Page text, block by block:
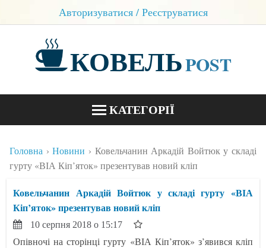
Авторизуватися / Реєструватися
КОВЕЛЬPOST
КАТЕГОРІЇ
БЛОГИ
КОНТАКТИ
Головна Новини
Ковельчанин Аркадій Войтюк у складі
гурту «ВІА Кіп’яток» презентував новий кліп
Ковельчанин Аркадій Войтюк у складі гурту «ВІА
Кіп’яток» презентував новий кліп
10 серпня 2018 о 15:17
Опівночі на сторінці гурту «ВІА Кіп’яток» з’явився кліп